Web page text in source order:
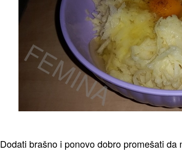
Dodati brašno i ponovo dobro promešati da